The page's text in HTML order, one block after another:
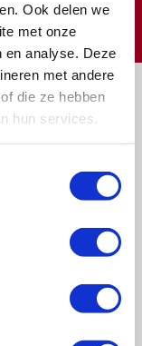
Ook delen we
met onze
en analyse. Deze
met andere
die ze hebben
hun services.